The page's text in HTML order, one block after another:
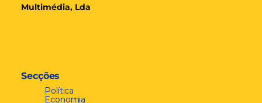
Multimédia, Lda
Secções
Política
Economia